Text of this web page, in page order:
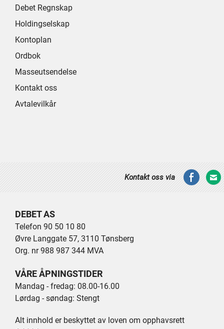
Debet Regnskap
Holdingselskap
Kontoplan
Ordbok
Masseutsendelse
Kontakt oss
Avtalevilkår
Kontakt oss via
DEBET AS
Telefon 90 50 10 80
Øvre Langgate 57, 3110 Tønsberg
Org. nr 988 987 344 MVA
VÅRE ÅPNINGSTIDER
Mandag - fredag: 08.00-16.00
Lørdag - søndag: Stengt
Alt innhold er beskyttet av loven om opphavsrett